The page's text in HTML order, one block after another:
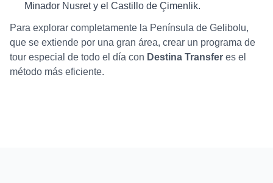
Minador Nusret y el Castillo de Çimenlik.
Para explorar completamente la Península de Gelibolu,
que se extiende por una gran área, crear un programa de
tour especial de todo el día con Destina Transfer es el
método más eficiente.